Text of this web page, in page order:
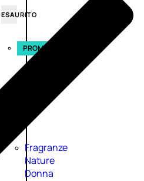
ESAURITO
PROMO
Fragranze
Nature
Donna